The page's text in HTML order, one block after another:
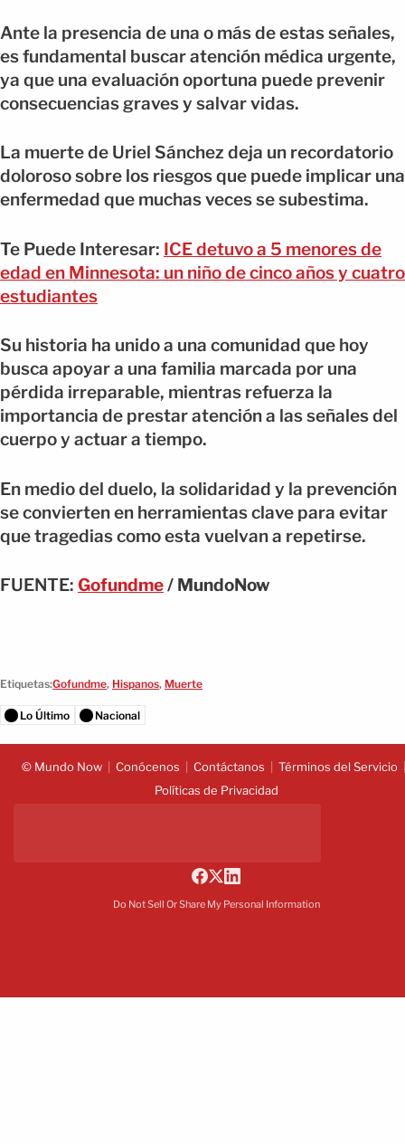
Ante la presencia de una o más de estas señales,
es fundamental buscar atención médica urgente,
ya que una evaluación oportuna puede prevenir
consecuencias graves y salvar vidas.
La muerte de Uriel Sánchez deja un recordatorio
doloroso sobre los riesgos que puede implicar una
enfermedad que muchas veces se subestima.
Te Puede Interesar: ICE detuvo a 5 menores de
edad en Minnesota: un niño de cinco años y cuatro
estudiantes
Su historia ha unido a una comunidad que hoy
busca apoyar a una familia marcada por una
pérdida irreparable, mientras refuerza la
importancia de prestar atención a las señales del
cuerpo y actuar a tiempo.
En medio del duelo, la solidaridad y la prevención
se convierten en herramientas clave para evitar
que tragedias como esta vuelvan a repetirse.
FUENTE: Gofundme/ MundoNow
Etiquetas:Gofundme, Hispanos, Muerte
Lo Último Nacional
© Mundo Now Conócenos Contáctanos
Términos del Servicio
Políticas de Privacidad
Do Not Sell Or Share My Personal Information